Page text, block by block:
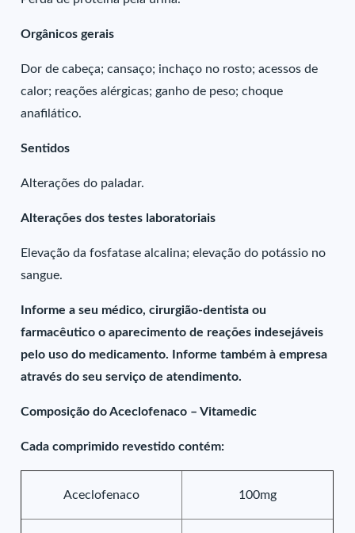
Orgânicos gerais
Dor de cabeça; cansaço; inchaço no rosto; acessos de
calor; reações alérgicas; ganho de peso; choque
anafilático.
Sentidos
Alterações do paladar.
Alterações dos testes laboratoriais
Elevação da fosfatase alcalina; elevação do potássio no
sangue.
Informe a seu médico, cirurgião-dentista ou
farmacêutico o aparecimento de reações indesejáveis
pelo uso do medicamento. Informe também à empresa
através do seu serviço de atendimento.
Composição do Aceclofenaco – Vitamedic
Cada comprimido revestido contém:
Aceclofenaco 100mg